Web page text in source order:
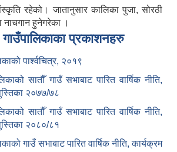
रहेको। जातानुसार कालिका पुजा, सोरठी
नाचगान हुनेगरेका ।
गाउँपालिकाका प्रकाशनहरु
पार्श्वचित्र, २०१९
सातौँ गाउँ सभाबाट पारित वार्षिक नीति,
२०७७/७८
सातौँ गाउँ सभाबाट पारित वार्षिक नीति,
२०८०/८१
गाउँ सभाबाट पारित वार्षिक नीति, कार्यक्रम